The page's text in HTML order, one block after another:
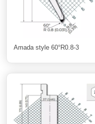
Amada style 60°R0.8-3